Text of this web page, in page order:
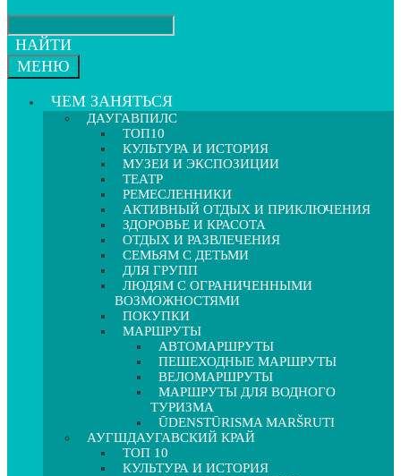
НАЙТИ
МЕНЮ
ЧЕМ ЗАНЯТЬСЯ
ДАУГАВПИЛС
ТОП10
КУЛЬТУРА И ИСТОРИЯ
МУЗЕИ И ЭКСПОЗИЦИИ
ТЕАТР
РЕМЕСЛЕННИКИ
АКТИВНЫЙ ОТДЫХ И ПРИКЛЮЧЕНИЯ
ЗДОРОВЬЕ И КРАСОТА
ОТДЫХ И РАЗВЛЕЧЕНИЯ
СЕМЬЯМ С ДЕТЬМИ
ДЛЯ ГРУПП
ЛЮДЯМ С ОГРАНИЧЕННЫМИ
ВОЗМОЖНОСТЯМИ
ПОКУПКИ
МАРШРУТЫ
АВТОМАРШРУТЫ
ПЕШЕХОДНЫЕ МАРШРУТЫ
ВЕЛОМАРШРУТЫ
МАРШРУТЫ ДЛЯ ВОДНОГО
ТУРИЗМА
ŪDENSTŪRISMA MARŠRUTI
АУГШДАУГАВСКИЙ КРАЙ
ТОП 10
КУЛЬТУРА И ИСТОРИЯ